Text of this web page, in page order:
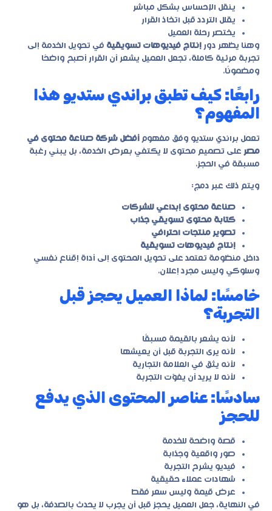
ينقل الإحساس بشكل مباشر
يقلل التردد قبل اتخاذ القرار
يختصر رحلة العميل
وهنا يظهر دور إنتاج فيديوهات تسويقية في تحويل الخدمة إلى
تجربة مرئية كاملة، تجعل العميل يشعر أن القرار أصبح واضحًا
ومضمونًا.
رابعًا: كيف تطبق براندي ستديو هذا
المفهوم؟
تعمل براندي ستديو وفق مفهوم أفضل شركة صناعة محتوى في
مصر على تصميم محتوى لا يكتفي بعرض الخدمة، بل يبني رغبة
مسبقة في الحجز.
ويتم ذلك عبر دمج:
صناعة محتوى إبداعي للشركات
كتابة محتوى تسويقي جذاب
تصوير منتجات احترافي
إنتاج فيديوهات تسويقية
داخل منظومة تعتمد على تحويل المحتوى إلى أداة إقناع نفسي
وسلوكي وليس مجرد إعلان.
خامسًا: لماذا العميل يحجز قبل
التجربة؟
لأنه يشعر بالقيمة مسبقًا
لأنه يرى التجربة قبل أن يعيشها
لأنه يثق في العلامة التجارية
لأنه لا يريد أن يفوّت التجربة
سادسًا: عناصر المحتوى الذي يدفع
للحجز
قصة واضحة للخدمة
صور واقعية وجذابة
فيديو يشرح التجربة
شهادات عملاء حقيقية
عرض قيمة وليس سعر فقط
في النهاية، جعل العميل يحجز قبل أن يجرب لا يحدث بالصدفة، بل هو